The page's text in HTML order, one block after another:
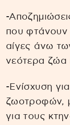
-
που φτάνουν
αίγες άνω
νεότερα
-Ενίσχυση
ζωοτροφών,
για τους